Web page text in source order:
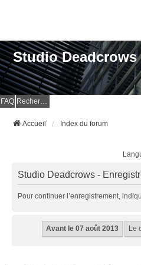
Studio Deadcrows
FAQ Rechercher
Accueil Index du forum
Studio Deadcrows -
Pour continuer l’enregistrement,